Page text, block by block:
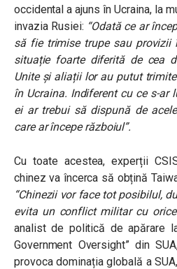
occidental a ajuns în Ucraina, la
invazia Rusiei: “Odată ce ar
să fie trimise trupe sau provizii
situație foarte diferită de cea
Unite și aliații lor au putut
în Ucraina. Indiferent cu ce s-ar
ei ar trebui să dispună de
care ar începe războiul”.
Cu toate acestea, experții
chinez va încerca să obțină
“Chinezii vor face tot posibilul,
evita un conflict militar cu
analist de politică de apărare
Government Oversight” din
provoca dominația globală a